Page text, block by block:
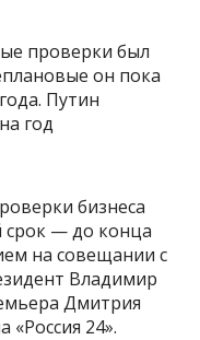
проверки был
он пока
Путин
год
бизнеса
срок — до конца
на совещании с
Владимир
Дмитрия
«Россия 24».